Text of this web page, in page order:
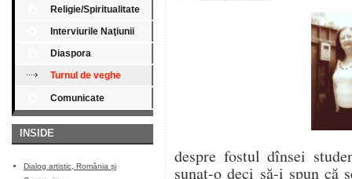
Religie/Spiritualitate
Interviurile Naţiunii
Diaspora
Turnul de veghe
Comunicate
INSIDE
Dialog artistic, România și
despre fostul dînsei
sunat-o deci să-i spun că